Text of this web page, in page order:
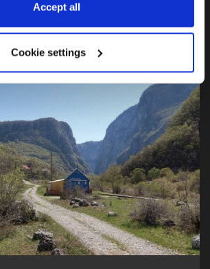
Accept all
Cookie settings